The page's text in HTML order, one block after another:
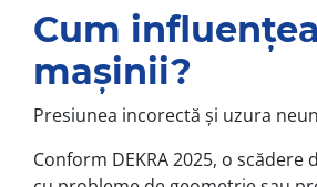
Cum
mașinii?
Presiunea incorectă și uzura
Conform DEKRA 2025, o